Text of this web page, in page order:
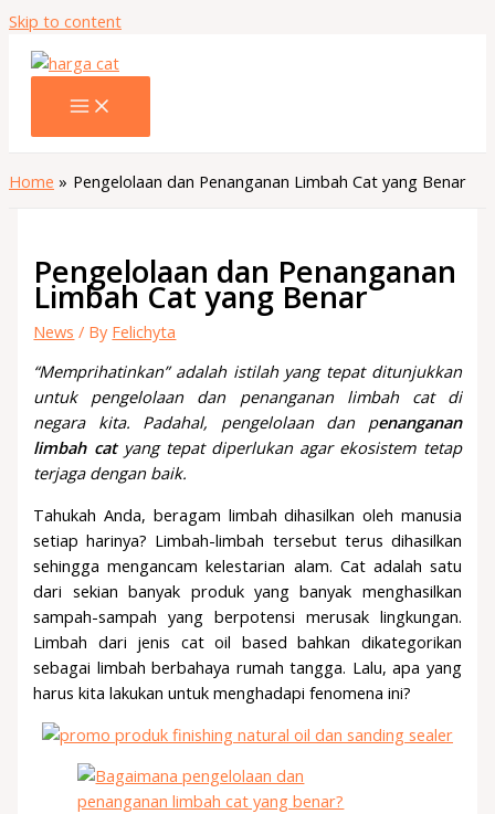
Skip to content
Home Pengelolaan dan Penanganan Limbah Cat yang Benar
Pengelolaan dan Penanganan
Limbah Cat yang Benar
News / By Felichyta
“Memprihatinkan” adalah istilah yang tepat ditunjukkan
untuk pengelolaan dan penanganan limbah cat di
negara kita. Padahal, pengelolaan dan penanganan
limbah catyang tepat diperlukan agar ekosistem tetap
terjaga dengan baik.
Tahukah Anda, beragam limbah dihasilkan oleh manusia
setiap harinya? Limbah-limbah tersebut terus dihasilkan
sehingga mengancam kelestarian alam. Cat adalah satu
dari sekian banyak produk yang banyak menghasilkan
sampah-sampah yang berpotensi merusak lingkungan.
Limbah dari jenis cat oil based bahkan dikategorikan
sebagai limbah berbahaya rumah tangga. Lalu, apa yang
harus kita lakukan untuk menghadapi fenomena ini?